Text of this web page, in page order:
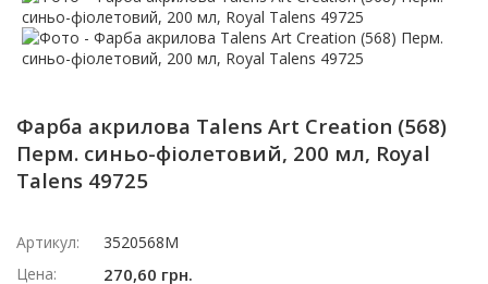
Фарба акрилова Talens Art Creation (568)
Перм. синьо-фіолетовий, 200 мл, Royal
Talens 49725
Артикул:
3520568M
Цена:
270,60 грн.